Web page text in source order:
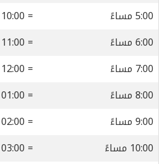
5:00 مساءً
= 10:00 مساءً
6:00 مساءً
= 11:00 مساءً
7:00 مساءً
= 12:00 صباحاً
8:00 مساءً
= 01:00 صباحاً
9:00 مساءً
= 02:00 صباحاً
10:00 مساءً
= 03:00 صباحاً